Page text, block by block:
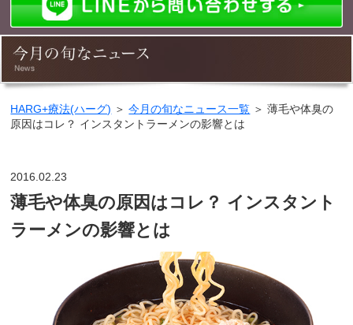
HARG+療法(ハーグ) ＞今月の旬なニュース一覧 ＞ 薄毛や体臭の
原因はコレ？ インスタントラーメンの影響とは
2016.02.23
薄毛や体臭の原因はコレ？ インスタント
ラーメンの影響とは